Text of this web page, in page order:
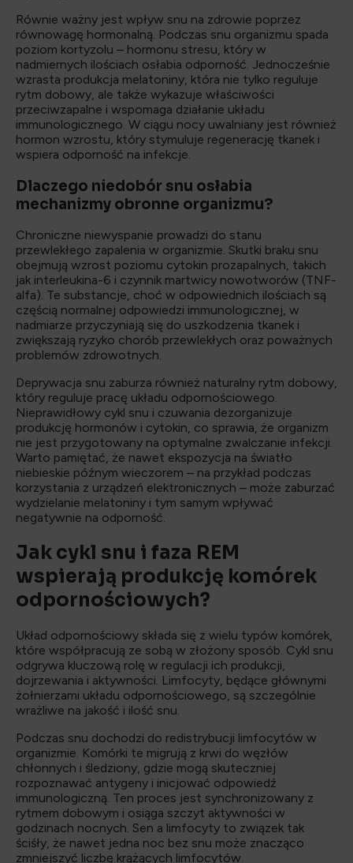
Równie ważny jest wpływ snu na zdrowie poprzez
równowagę hormonalną. Podczas snu organizmu spada
poziom kortyzolu – hormonu stresu, który w
nadmiernych ilościach osłabia odporność. Jednocześnie
wzrasta produkcja melatoniny, która nie tylko reguluje
rytm dobowy, ale także wykazuje właściwości
przeciwzapalne i wspomaga działanie układu
immunologicznego. W ciągu nocy uwalniany jest również
hormon wzrostu, który stymuluje regenerację tkanek i
wspiera odporność na infekcje.
Dlaczego niedobór snu osłabia
mechanizmy obronne organizmu?
Chroniczne niewyspanie prowadzi do stanu
przewlekłego zapalenia w organizmie. Skutki braku snu
obejmują wzrost poziomu cytokin prozapalnych, takich
jak interleukina-6 i czynnik martwicy nowotworów (TNF-
alfa). Te substancje, choć w odpowiednich ilościach są
częścią normalnej odpowiedzi immunologicznej, w
nadmiarze przyczyniają się do uszkodzenia tkanek i
zwiększają ryzyko chorób przewlekłych oraz poważnych
problemów zdrowotnych.
Deprywacja snu zaburza również naturalny rytm dobowy,
który reguluje pracę układu odpornościowego.
Nieprawidłowy cykl snu i czuwania dezorganizuje
produkcję hormonów i cytokin, co sprawia, że organizm
nie jest przygotowany na optymalne zwalczanie infekcji.
Warto pamiętać, że nawet ekspozycja na światło
niebieskie późnym wieczorem – na przykład podczas
korzystania z urządzeń elektronicznych – może zaburzać
wydzielanie melatoniny i tym samym wpływać
negatywnie na odporność.
Jak cykl snu i faza REM
wspierają produkcję komórek
odpornościowych?
Układ odpornościowy składa się z wielu typów komórek,
które współpracują ze sobą w złożony sposób. Cykl snu
odgrywa kluczową rolę w regulacji ich produkcji,
dojrzewania i aktywności. Limfocyty, będące głównymi
żołnierzami układu odpornościowego, są szczególnie
wrażliwe na jakość i ilość snu.
Podczas snu dochodzi do redistrybucji limfocytów w
organizmie. Komórki te migrują z krwi do węzłów
chłonnych i śledziony, gdzie mogą skuteczniej
rozpoznawać antygeny i inicjować odpowiedź
immunologiczną. Ten proces jest synchronizowany z
rytmem dobowym i osiąga szczyt aktywności w
godzinach nocnych. Sen a limfocyty to związek tak
ściśły, że nawet jedna noc bez snu może znacząco
zmniejszyć liczbę krążących limfocytów.